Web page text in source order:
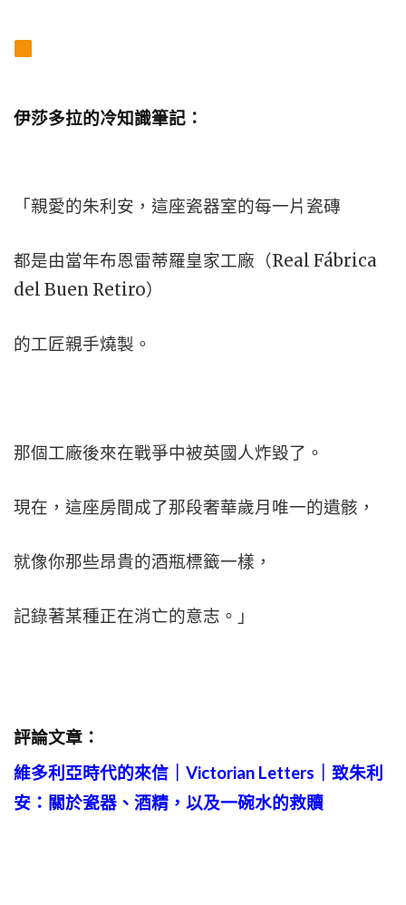
伊莎多拉的冷知識筆記：
「親愛的朱利安，這座瓷器室的每一片瓷磚
都是由當年布恩雷蒂羅皇家工廠（Real Fábrica
del Buen Retiro）
的工匠親手燒製。
那個工廠後來在戰爭中被英國人炸毀了。
現在，這座房間成了那段奢華歲月唯一的遺骸，
就像你那些昂貴的酒瓶標籤一樣，
記錄著某種正在消亡的意志。」
評論文章：
維多利亞時代的來信｜Victorian Letters ｜致朱利
安：關於瓷器、酒精，以及一碗水的救贖